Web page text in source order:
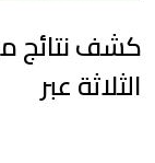
الثلاثة عبر